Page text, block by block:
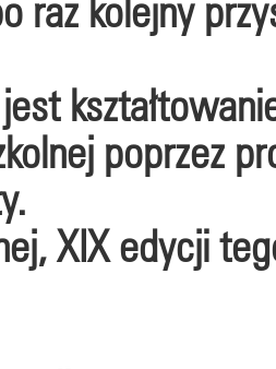
raz kolejny
poprzez
XIX edycji